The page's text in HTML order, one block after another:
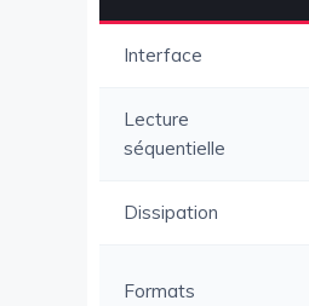
Interface
Lecture
séquentielle
Dissipation
Formats